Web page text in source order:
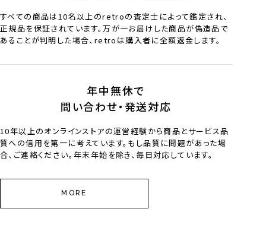
すべての商品は10名以上のretroの査定士によって鑑定され、
正規品を保証されています。万が一お届けした商品が偽造品で
あることが判明した場合、retroは購入者に全額返金します。
年中無休で
問い合わせ・発送対応
10年以上のオンラインストアの運営経験から商品とサービス品
質への信用を第一に考えています。もし品質に問題があった場
合、ご連絡ください。年末年始を除き、毎日対応しています。
MORE